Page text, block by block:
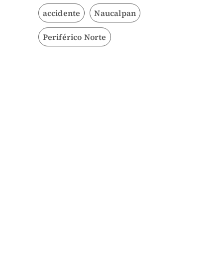
accidente Naucalpan
Periférico Norte